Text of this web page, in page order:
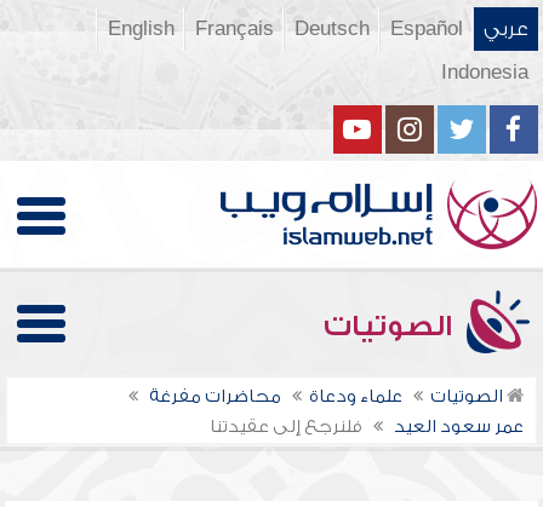
عربي Español
Deutsch
Français
English
Indonesia
الصوتيات
الصوتيات علماء ودعاة
محاضرات مفرغة
عمر سعود العيد
فلنرجع إلى عقيدتنا